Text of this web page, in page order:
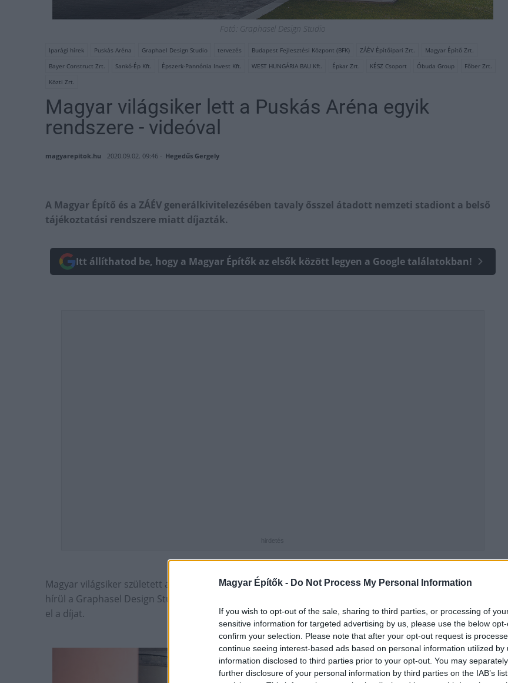
Magyar Építők - Do Not Process My Personal Information
If you wish to opt-out of the sale, sharing to third parties, or processing of
sensitive information for targeted advertising by us, please use the below
confirm your selection. Please note that after your opt-out request is
continue seeing interest-based ads based on personal information utilized by
information disclosed to third parties prior to your opt-out. You may
further disclosure of your personal information by third parties on the IAB’s
Fotó: Graphasel Design Studio
Iparági hírek Puskás Aréna Graphael Design Studio tervezés Budapest Fejlesztési Központ (BFK) ZÁÉV Építőipari Zrt.
Magyar Építő Zrt.
Bayer Construct Zrt.
Sankó-Ép Kft. Épszerk-Pannónia Invest Kft. WEST HUNGÁRIA BAU Kft. Épkar Zrt. KÉSZ Csoport Óbuda Group
Főber Zrt.
Közti Zrt.
Magyar világsiker lett a Puskás Aréna egyik
rendszere - videóval
magyarepitok.hu 2020.09.02. 09:46 - Hegedűs Gergely
A Magyar Építő és a ZÁÉV generálkivitelezésében tavaly ősszel átadott nemzeti stadiont a belső
tájékoztatási rendszere miatt díjazták.
Itt állíthatod be, hogy a Magyar Építők az elsők között legyen a Google találatokban!
hirdetés
Magyar világsiker született a világ legjelentősebb kommunikációs dizájn versenyén, a Red Dot-on - adta
hírül a Graphasel Design Studio. A Puskás Aréna a látogatóirányító rendszere és arculata által nyerte
el a díjat.